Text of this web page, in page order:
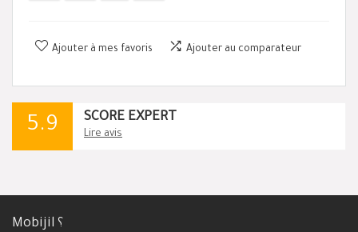
Ajouter à mes favoris Ajouter au comparateur
5.9 SCORE EXPERT
Lire avis
Mobijil ؟